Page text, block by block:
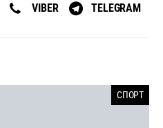
VIBER TELEGRAM
СПОРТ